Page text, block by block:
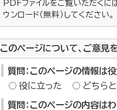
PDFファイルをご覧いただくに
ウンロード（無料）してください。
このページについて、ご意見
質問：このページの情報は
役に立った
どちら
質問：このページの内容は